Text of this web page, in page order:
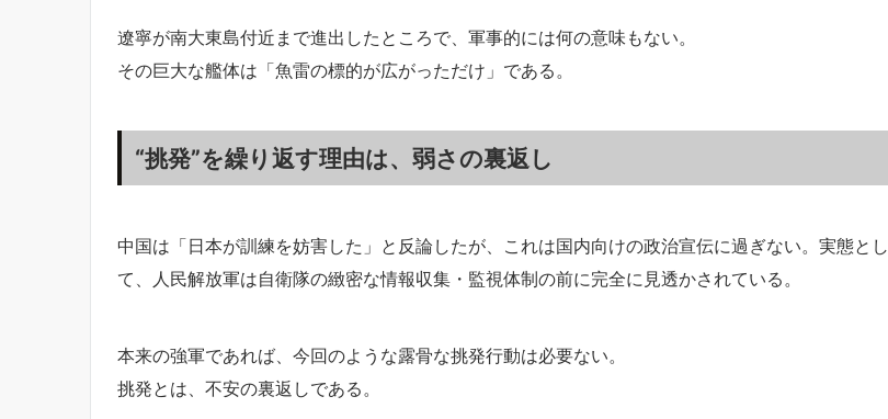
遼寧が南大東島付近まで進出したところで、軍事的には何の意味もない。
その巨大な艦体は「魚雷の標的が広がっただけ」である。
“挑発”を繰り返す理由は、弱さの裏返し
中国は「日本が訓練を妨害した」と反論したが、これは国内向けの政治宣伝に過ぎない。実態とし
て、人民解放軍は自衛隊の緻密な情報収集・監視体制の前に完全に見透かされている。
本来の強軍であれば、今回のような露骨な挑発行動は必要ない。
挑発とは、不安の裏返しである。